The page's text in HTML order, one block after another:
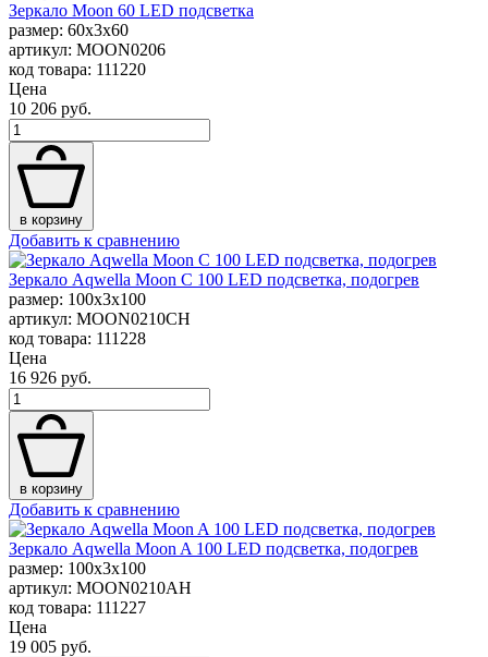
Зеркало Moon 60 LED подсветка
размер: 60x3x60
артикул: MOON0206
код товара: 111220
Цена
10 206 руб.
в корзину
Добавить к сравнению
Зеркало Aqwella Moon C 100 LED подсветка, подогрев
размер: 100x3x100
артикул: MOON0210CH
код товара: 111228
Цена
16 926 руб.
в корзину
Добавить к сравнению
Зеркало Aqwella Moon A 100 LED подсветка, подогрев
размер: 100x3x100
артикул: MOON0210AH
код товара: 111227
Цена
19 005 руб.